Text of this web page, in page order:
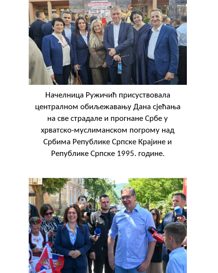
Начелница Ружичић присуствовала
централном обиљежавању Дана сјећања
на све страдале и прогнане Србе у
хрватско-муслиманском погрому над
Србима Републике Српске Крајине и
Републике Српске 1995. године.